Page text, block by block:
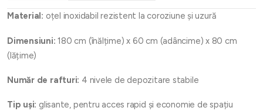
Material: oțel inoxidabil rezistent la coroziune și uzură
Dimensiuni: 180 cm (înălțime) x 60 cm (adâncime) x 80 cm
(lățime)
Număr de rafturi: 4 nivele de depozitare stabile
Tip uși: glisante, pentru acces rapid și economie de spațiu